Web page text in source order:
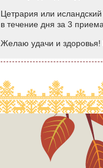
Цетрария или
в течение дня за 3
Желаю удачи и здоровья!